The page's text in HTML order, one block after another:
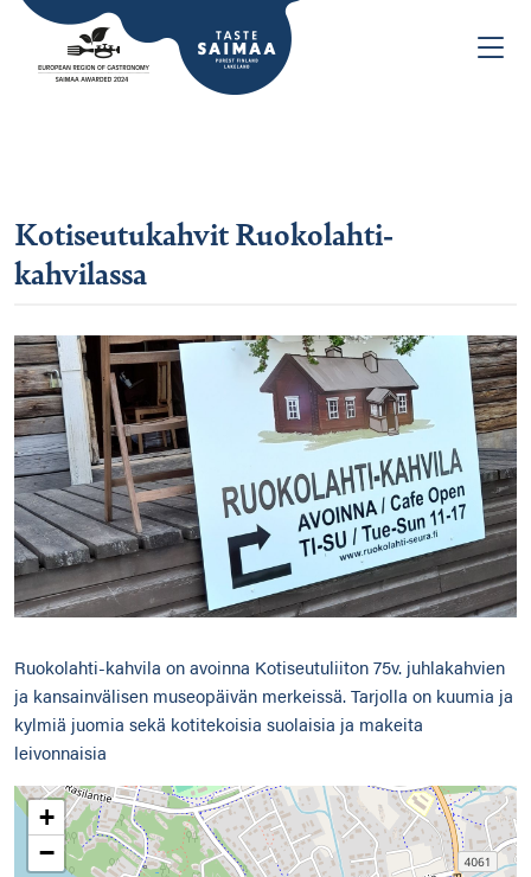
Kotiseutukahvit Ruokolahti-
kahvilassa
Ruokolahti-kahvila on avoinna Kotiseutuliiton 75v. juhlakahvien
ja kansainvälisen museopäivän merkeissä. Tarjolla on kuumia ja
kylmiä juomia sekä kotitekoisia suolaisia ja makeita
leivonnaisia
+
−